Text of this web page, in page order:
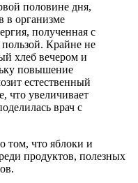
половине дня,
в организме
полученная с
пользой. Крайне не
хлеб вечером и
повышение
естественный
что увеличивает
врач с
том, что яблоки и
продуктов, полезных